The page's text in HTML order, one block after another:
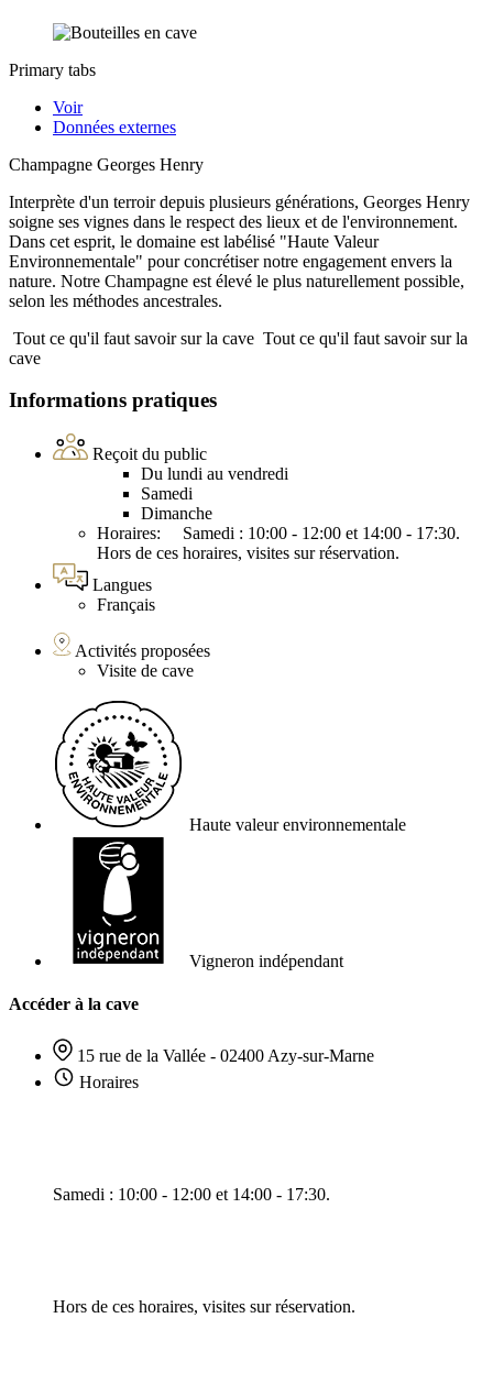
Primary tabs
Voir
Données externes
Champagne Georges Henry
Interprète d'un terroir depuis plusieurs générations, Georges Henry
soigne ses vignes dans le respect des lieux et de l'environnement.
Dans cet esprit, le domaine est labélisé "Haute Valeur
Environnementale" pour concrétiser notre engagement envers la
nature. Notre Champagne est élevé le plus naturellement possible,
selon les méthodes ancestrales.
Tout ce qu'il faut savoir sur la cave Tout ce qu'il faut savoir sur la
cave
Informations pratiques
Reçoit du public
Du lundi au vendredi
Samedi
Dimanche
Horaires: Samedi : 10:00 - 12:00 et 14:00 - 17:30.
Hors de ces horaires, visites sur réservation.
Langues
Français
Activités proposées
Visite de cave
Haute valeur environnementale
Vigneron indépendant
Accéder à la cave
15 rue de la Vallée - 02400 Azy-sur-Marne
Horaires
Samedi : 10:00 - 12:00 et 14:00 - 17:30.
Hors de ces horaires, visites sur réservation.